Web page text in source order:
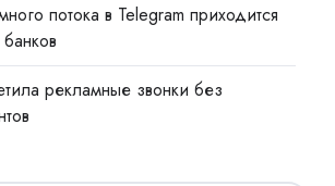
потока в Telegram приходится
рекламные звонки без